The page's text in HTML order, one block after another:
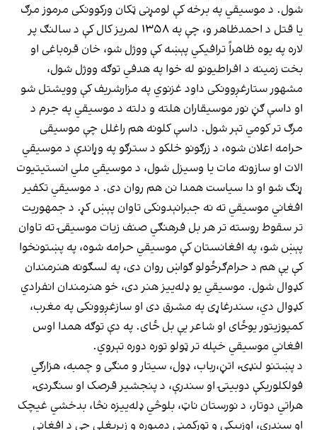
شول. د موسیقي په برخه کې لومړنی ټکان ورکوونکی مرموز مرګ
یا قتل د احمدظاهر و، چې په ۱۳۵۸ لمریز کال کې د سالنګ پر
لاره په یوه ظاهراً ترافیکي پېښه کې ووژل شو، خان قره‌باغی او
بخت زمینه د افراطیونو له خوا په هدفي توګه ووژل شول،
مشهور ستارغږوونکی داود غزنوي په مزارشریف کې وویشتل شو
او داسې ګڼ نور موسیقاران هلته و دلته د موسیقي په جرم د
مرګ تر کومي تېر شول. داسې کلونه هم راغلل چې موسیقی
حرامه اعلان شوه، د زرګونو خلکو د سترګو په وړاندې د موسیقي
الات او سازونه مات یا وسیزل شول، د موسیقي ملي انستیتیوت
ړنګ شو او دا سیاست همدا نن هم روان دی. د موسیقي تکفیر
افغاني موسیقي ته نه جبرانېدونکی تاوان پېښ کړ. د جمهوریت
تر سقوط روسته تر هر بل فرهنګي صنف زیات موسیقۍ ته تاوان
پېښ شو، په افغانستان کې موسیقي حرامه شوه، په پښتونخوا
کې یې هم د حرام‌ګرځولو ګواښ روان دی، په لسګونه هنرمندان
کډوال شول. موسیقي یو ډله‌ییز هنر دی، خو هنرمندان انفرادي
کډوال دي، سندرغاړی په مشرق دی او سازغږوونکی په مغرب،
کمپوزیتور یوځای او شاعر یې بل ځای. په دې توګه همدا اوس
افغاني موسیقي خپله تر ټولو توره دوره تېروي.
د پښتنو لنډۍ، اتڼ،رباب، ډول، سیتار و منګی و چمبه، هزارګي
فولکلوریکې دوبیتۍ او سندرې، د پنجشیر قرصک او سنګردۍ،
هراتي دوتار، د نورستان ناټ، بلوڅي ډله‌ییزه نڅا، بدخشي غیچک
او سندرې، اوزبیکي و تورکمني دمبوره و زیربغلي چې د افغاني